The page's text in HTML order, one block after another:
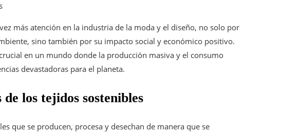
más atención en la industria de la moda y el diseño, no solo por
sino también por su impacto social y económico positivo.
en un mundo donde la producción masiva y el consumo
devastadoras para el planeta.
los tejidos sostenibles
que se producen, procesa y desechan de manera que se